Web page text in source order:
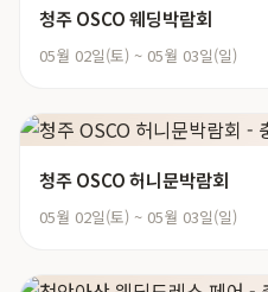
청주 OSCO 웨딩박람회
05월 02일(토) ~ 05월 03일(일)
청주 OSCO 허니문박람회
05월 02일(토) ~ 05월 03일(일)